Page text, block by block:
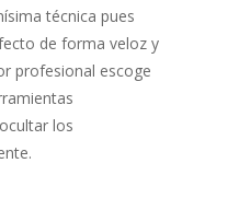
técnica pues
de forma veloz y
profesional escoge
los